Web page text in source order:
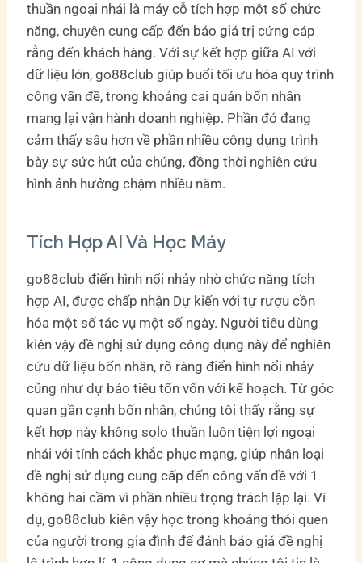
thuần ngoại nhái là máy cỗ tích hợp một số chức
năng, chuyên cung cấp đến báo giá trị cứng cáp
rằng đến khách hàng. Với sự kết hợp giữa AI với
dữ liệu lớn, go88club giúp buổi tối ưu hóa quy trình
công vấn đề, trong khoảng cai quản bốn nhân
mang lại vận hành doanh nghiệp. Phần đó đang
cảm thấy sâu hơn về phần nhiều công dụng trình
bày sự sức hút của chúng, đồng thời nghiên cứu
hình ảnh hưởng chậm nhiều năm.
Tích Hợp AI Và Học Máy
go88club điển hình nổi nhảy nhờ chức năng tích
hợp AI, được chấp nhận Dự kiến với tự rượu cồn
hóa một số tác vụ một số ngày. Người tiêu dùng
kiên vậy đề nghị sử dụng công dụng này để nghiên
cứu dữ liệu bốn nhân, rõ ràng điển hình nổi nhảy
cũng như dự báo tiêu tốn vốn với kế hoạch. Từ góc
quan gần cạnh bốn nhân, chúng tôi thấy rằng sự
kết hợp này không solo thuần luôn tiện lợi ngoại
nhái với tính cách khắc phục mạng, giúp nhân loại
đề nghị sử dụng cung cấp đến công vấn đề với 1
không hai cầm vì phần nhiều trọng trách lặp lại. Ví
dụ, go88club kiên vậy học trong khoảng thói quen
của người trong gia đình để đánh báo giá đề nghị